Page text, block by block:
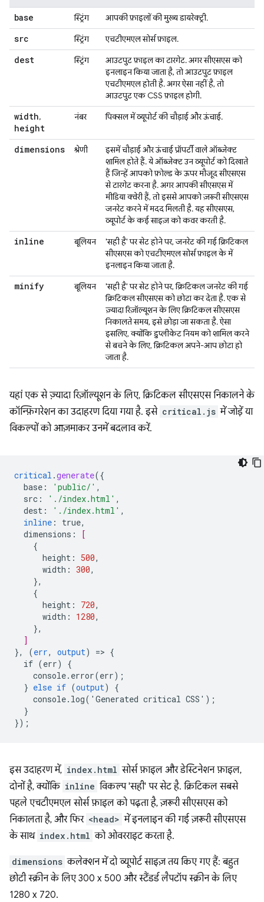
base स्ट्रिंग आपकी फ़ाइलों की मुख्य डायरेक्ट्री.
src स्ट्रिंग एचटीएमएल सोर्स फ़ाइल.
dest स्ट्रिंग
आउटपुट फ़ाइल का टारगेट. अगर सीएसएस को
इनलाइन किया जाता है, तो आउटपुट फ़ाइल
एचटीएमएल होती है. अगर ऐसा नहीं है, तो
आउटपुट एक CSS फ़ाइल होगी.
width,
height
नंबर पिक्सल में व्यूपोर्ट की चौड़ाई और ऊंचाई.
dimensions श्रेणी
इसमें चौड़ाई और ऊंचाई प्रॉपर्टी वाले ऑब्जेक्ट
शामिल होते हैं. ये ऑब्जेक्ट उन व्यूपोर्ट को दिखाते
हैं जिन्हें आपको फ़ोल्ड के ऊपर मौजूद सीएसएस
से टारगेट करना है. अगर आपकी सीएसएस में
मीडिया क्वेरी हैं, तो इससे आपको ज़रूरी सीएसएस
जनरेट करने में मदद मिलती है. यह सीएसएस,
व्यूपोर्ट के कई साइज़ को कवर करती है.
inline बूलियन
'सही है' पर सेट होने पर, जनरेट की गई क्रिटिकल
सीएसएस को एचटीएमएल सोर्स फ़ाइल के में
इनलाइन किया जाता है.
minify बूलियन
'सही है' पर सेट होने पर, क्रिटिकल जनरेट की गई
क्रिटिकल सीएसएस को छोटा कर देता है. एक से
ज़्यादा रिज़ॉल्यूशन के लिए क्रिटिकल सीएसएस
निकालते समय, इसे छोड़ा जा सकता है. ऐसा
इसलिए, क्योंकि डुप्लीकेट नियम को शामिल करने
से बचने के लिए, क्रिटिकल अपने-आप छोटा हो
जाता है.
यहां एक से ज़्यादा रिज़ॉल्यूशन के लिए, क्रिटिकल सीएसएस निकालने के
कॉन्फ़िगरेशन का उदाहरण दिया गया है. इसे critical.js में जोड़ें या
विकल्पों को आज़माकर उनमें बदलाव करें.
critical .generate({
base : 'public/' ,
src : './index.html' ,
dest : './index.html' ,
inline : true,
dimensions :
[
{
height : 500,
width : 300,
},
{
height : 720,
width : 1280,
},
]
}, (err, output) => {
if (err)
{
console.error(err) ;
} else if (output)
{
console.log('Generated critical CSS') ;
}
});
इस उदाहरण में, index.html सोर्स फ़ाइल और डेस्टिनेशन फ़ाइल,
दोनों है, क्योंकि inline विकल्प 'सही' पर सेट है. क्रिटिकल सबसे
पहले एचटीएमएल सोर्स फ़ाइल को पढ़ता है, ज़रूरी सीएसएस को
निकालता है, और फिर <head> में इनलाइन की गई ज़रूरी सीएसएस
के साथ index.html को ओवरराइट करता है.
dimensions कलेक्शन में दो व्यूपोर्ट साइज़ तय किए गए हैं: बहुत
छोटी स्क्रीन के लिए 300 x 500 और स्टैंडर्ड लैपटॉप स्क्रीन के लिए
1280 x 720.